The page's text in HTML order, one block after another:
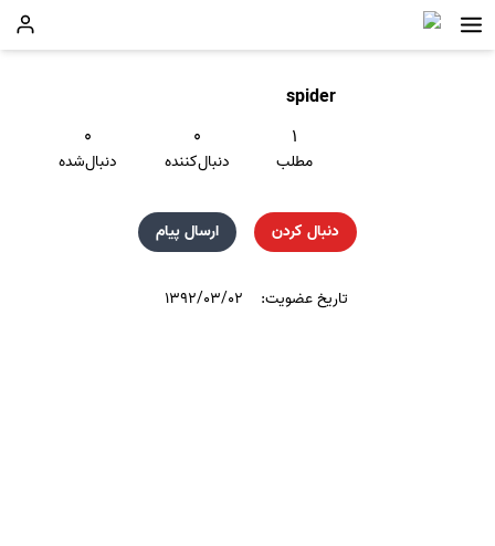
spider
۱
مطلب
۰
دنبال‌کننده
۰
دنبال‌شده
دنبال کردن ارسال پیام
تاریخ عضویت: ۱۳۹۲/۰۳/۰۲